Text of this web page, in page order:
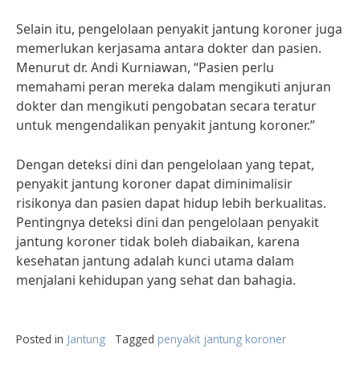
Selain itu, pengelolaan penyakit jantung koroner juga
memerlukan kerjasama antara dokter dan pasien.
Menurut dr. Andi Kurniawan, “Pasien perlu
memahami peran mereka dalam mengikuti anjuran
dokter dan mengikuti pengobatan secara teratur
untuk mengendalikan penyakit jantung koroner.”
Dengan deteksi dini dan pengelolaan yang tepat,
penyakit jantung koroner dapat diminimalisir
risikonya dan pasien dapat hidup lebih berkualitas.
Pentingnya deteksi dini dan pengelolaan penyakit
jantung koroner tidak boleh diabaikan, karena
kesehatan jantung adalah kunci utama dalam
menjalani kehidupan yang sehat dan bahagia.
Posted in Jantung Tagged penyakit jantung koroner